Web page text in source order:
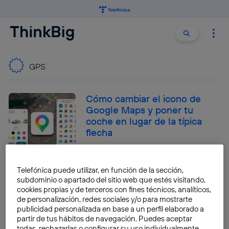
Buscar
GPS
Cómo cambiar el icono de
Google Maps y poner tu
coche en lugar de la típica
flecha
Cómo compartir tu ubicación
con toda tu familia de manera
permanente
José María López
Telefónica puede utilizar, en función de la sección,
subdominio o apartado del sitio web que estés visitando,
cookies propias y de terceros con fines técnicos, analíticos,
de personalización, redes sociales y/o para mostrarte
publicidad personalizada en base a un perfil elaborado a
partir de tus hábitos de navegación. Puedes aceptar